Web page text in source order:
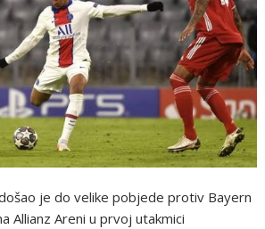
je do velike pobjede protiv Bayern
Allianz Areni u prvoj utakmici